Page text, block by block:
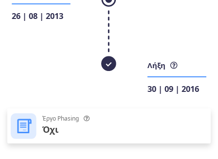
26 | 08 | 2013
Λήξη
30 | 09 | 2016
Έργο Phasing
Όχι